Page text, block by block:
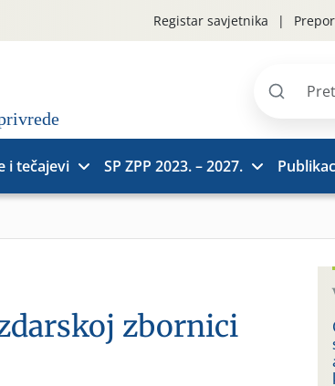
Registar savjetnika
Pretraži
i tečajevi SP ZPP 2023. – 2027.
zbornici